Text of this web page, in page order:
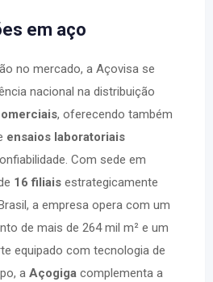
em aço
no mercado, a Açovisa se
nacional na distribuição
, oferecendo também
ensaios laboratoriais
Com sede em
16 filiais estrategicamente
a empresa opera com um
de mais de 264 mil m² e um
equipado com tecnologia de
a Açogiga complementa a